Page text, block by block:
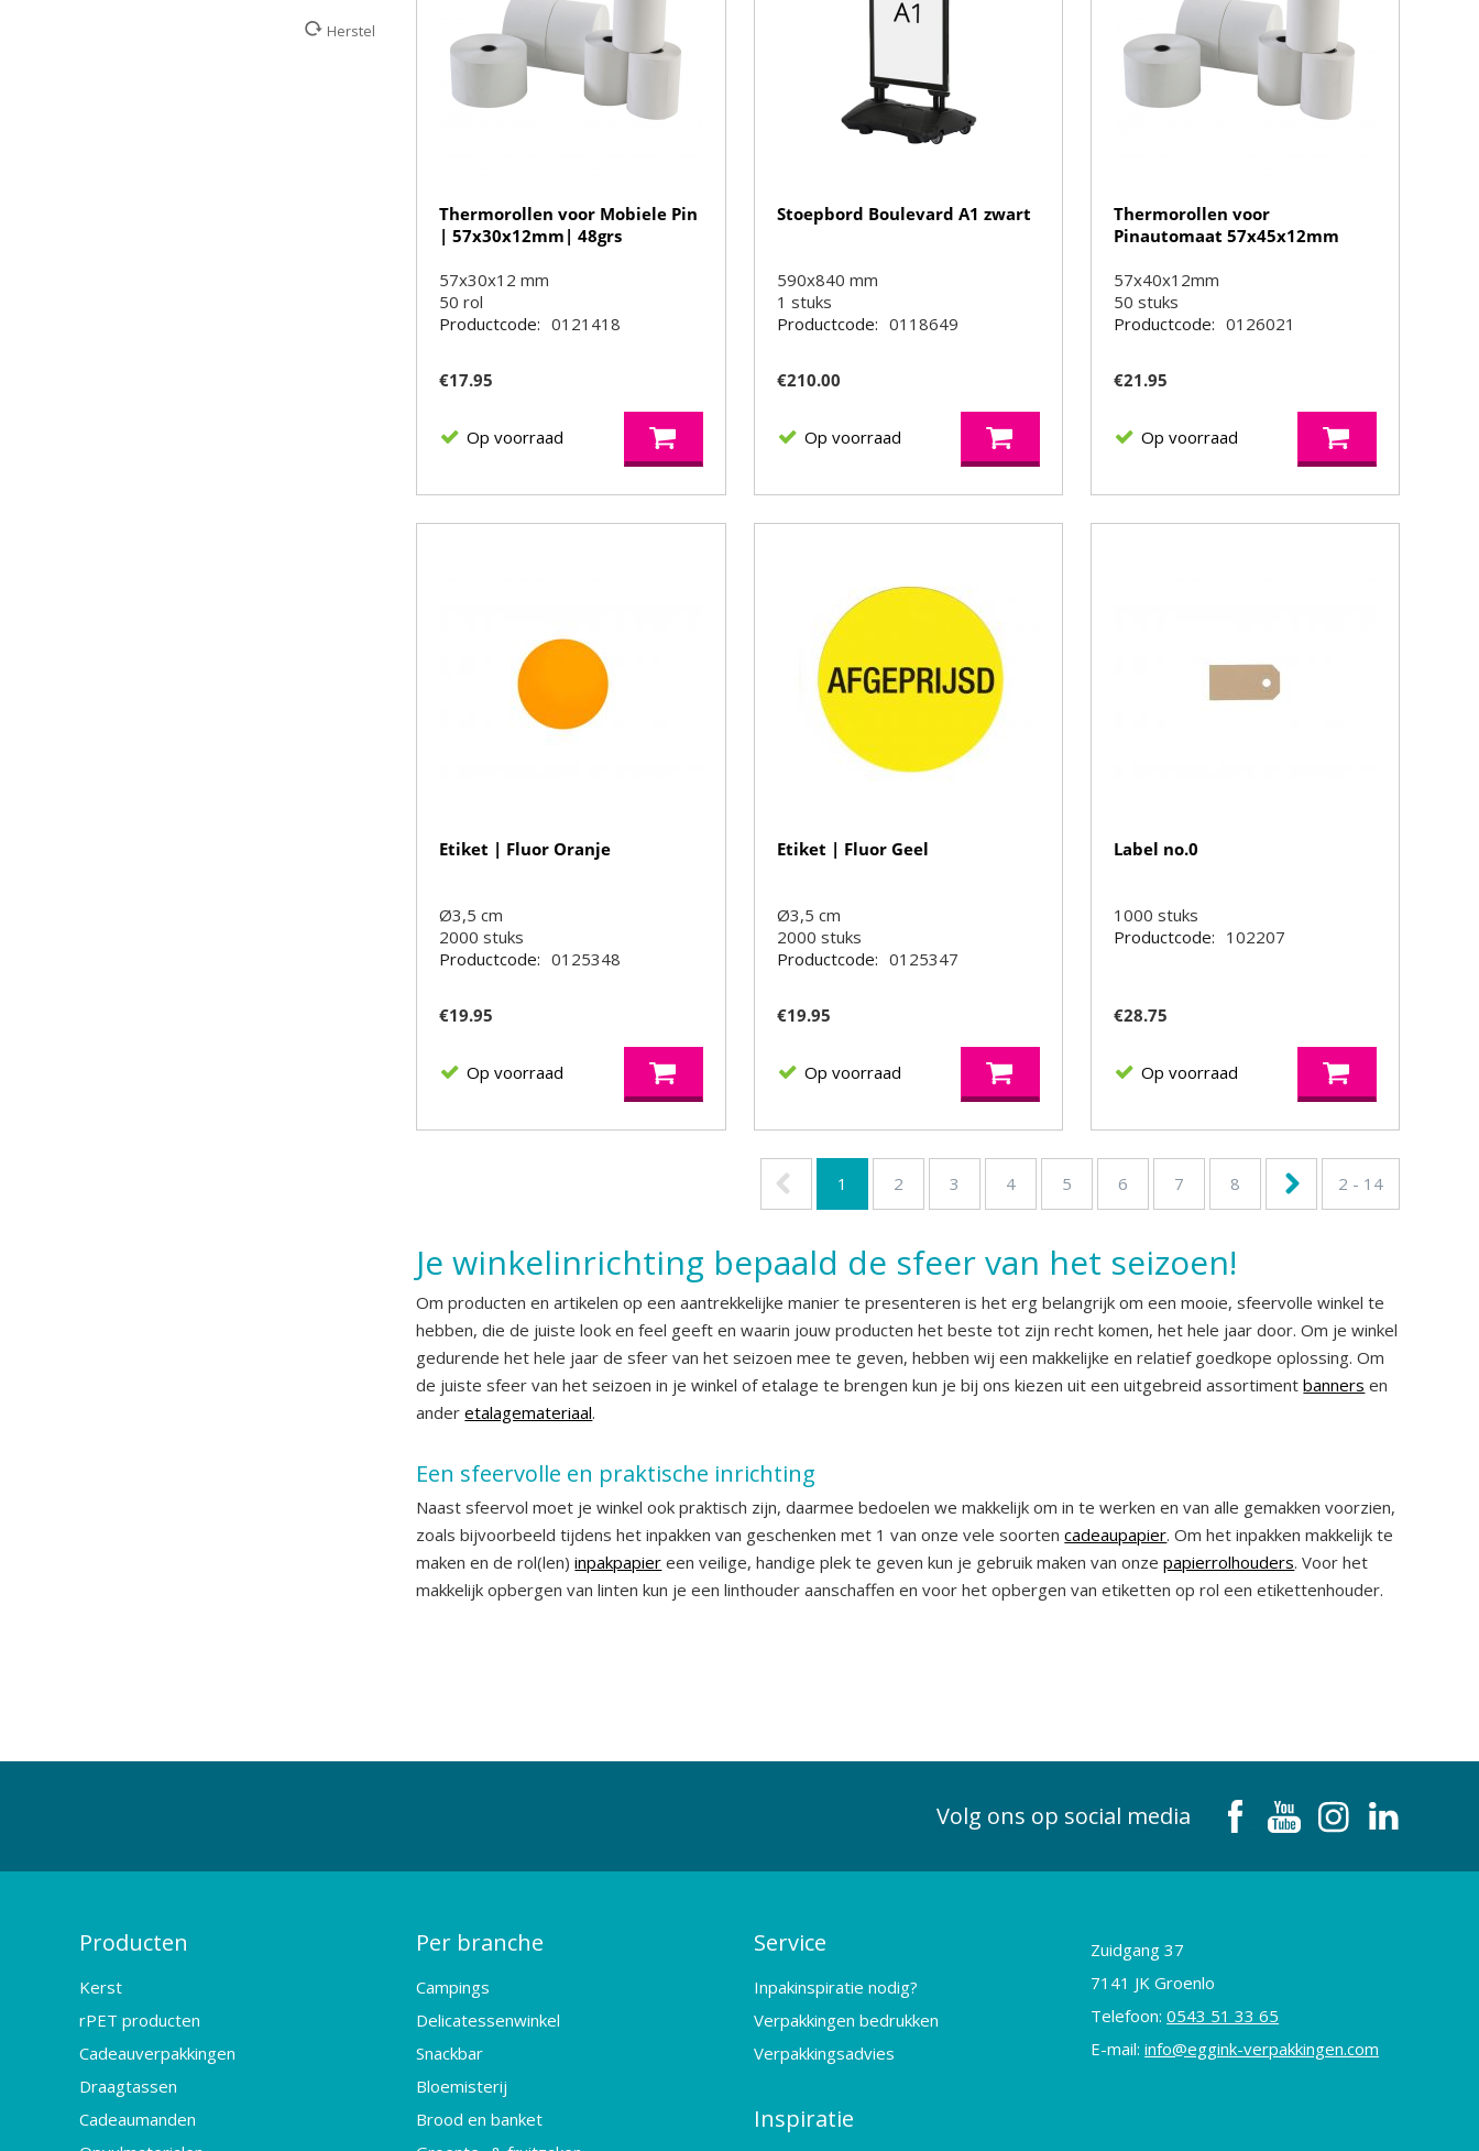
Herstel
Thermorollen voor Mobiele Pin
| 57x30x12mm| 48grs
57x30x12 mm
50rol
Productcode: 0121418
€17.95
Op voorraad
Stoepbord Boulevard A1 zwart
590x840 mm
1 stuks
Productcode: 0118649
€210.00
Op voorraad
Thermorollen voor
Pinautomaat 57x45x12mm
57x40x12mm
50 stuks
Productcode: 0126021
€21.95
Op voorraad
Etiket | Fluor Oranje
Ø3,5 cm
2000stuks
Productcode: 0125348
€19.95
Op voorraad
Etiket | Fluor Geel
Ø3,5 cm
2000 stuks
Productcode: 0125347
€19.95
Op voorraad
Label no.0
1000 stuks
Productcode: 102207
€28.75
Op voorraad
1 2 3 4 5 6 7 8 2 - 14
Je winkelinrichting bepaald de sfeer van het seizoen!
Om producten en artikelen op een aantrekkelijke manier te presenteren is het erg belangrijk om een mooie, sfeervolle winkel te
hebben, die de juiste look en feel geeft en waarin jouw producten het beste tot zijn recht komen, het hele jaar door. Om je winkel
gedurende het hele jaar de sfeer van het seizoen mee te geven, hebben wij een makkelijke en relatief goedkope oplossing. Om
de juiste sfeer van het seizoen in je winkel of etalage te brengen kun je bij ons kiezen uit een uitgebreid assortimentbanners en
anderetalagemateriaal.
Een sfeervolle en praktische inrichting
Naast sfeervol moet je winkel ook praktisch zijn, daarmee bedoelen we makkelijk om in te werken en van alle gemakken voorzien,
zoals bijvoorbeeld tijdens het inpakken van geschenken met 1 van onze vele soortencadeaupapier. Om het inpakken makkelijk te
maken en de rol(len)inpakpapier een veilige, handige plek te geven kun je gebruik maken van onzepapierrolhouders. Voor het
makkelijk opbergen van linten kun je een linthouder aanschaffen en voor het opbergen van etiketten op rol een etikettenhouder.
Volg ons op social media
Producten
Kerst
rPET producten
Cadeauverpakkingen
Draagtassen
Cadeaumanden
Per branche
Campings
Delicatessenwinkel
Snackbar
Bloemisterij
Brood en banket
Service
Inpakinspiratie nodig?
Verpakkingen bedrukken
Verpakkingsadvies
Inspiratie
Zuidgang 37
7141 JK Groenlo
Telefoon:0543 51 33 65
E-mail:info@eggink-verpakkingen.com